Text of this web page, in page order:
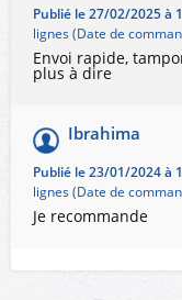
Publié le 27/02/2025 à
lignes (Date de
Envoi rapide,
plus à dire
Ibrahima
Publié le 23/01/2024 à
lignes (Date de
Je recommande